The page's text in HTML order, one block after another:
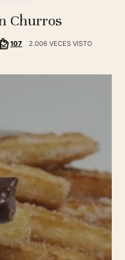
Churros
107 2.006 VECES VISTO